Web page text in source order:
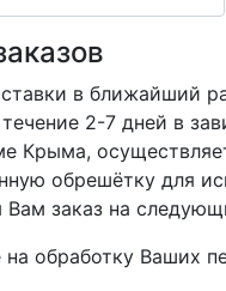
в ближайший
2-7 дней в
Крыма,
обрешётку для
заказ на
обработку Ваших